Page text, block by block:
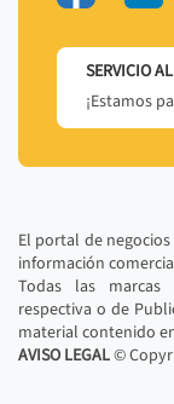
SERVICIO
¡Estamos
El portal de
información
Todas las marcas
respectiva o de
material contenido
AVISO LEGAL©